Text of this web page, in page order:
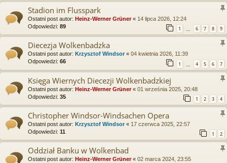
Stadion im Flusspark
Ostatni post autor: Heinz-Werner Grüner« 14 lipca 2026, 12:24
Odpowiedzi: 89 1 … 6 7 8 9
Diecezja Wolkenbadzka
Ostatni post autor: Krzysztof Windsor« 04 kwietnia 2026, 11:39
Odpowiedzi: 66 1 4 5 6 7
Księga Wiernych Diecezji Wolkenbadzkiej
Ostatni post autor: Heinz-Werner Grüner« 01 września 2025, 20:48
Odpowiedzi: 35 1 2 3 4
Christopher Windsor-Windsachen Opera
Ostatni post autor: Krzysztof Windsor« 17 czerwca 2025, 22:57
Odpowiedzi: 11 1 2
Oddział Banku w Wolkenbad
Ostatni post autor: Heinz-Werner Grüner« 02 marca 2024, 23:55